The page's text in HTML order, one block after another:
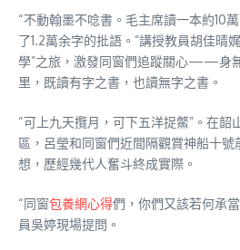
“不動翰墨不唸書。毛主席讀一本約10
了1.2萬余字的批語。”講授教員胡佳晴
學”之旅，激發同窗們追蹤關心——身
里，既讀有字之書，也讀無字之書。
“可上九天攬月，可下五洋捉鱉”。在韶
區，呂瑩和同窗們近間隔觀賞神船十號
想，歷經幾代人奮斗終成實際。
“同窗包養網心得們，你們又該若何承
員吳婷現場提問。